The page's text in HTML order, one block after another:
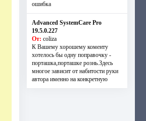
ошибка
Advanced SystemCare Pro
19.5.0.227
От: coliza
К Вашему хорошему коменту
хотелось бы одну поправочку -
порташка,порташке рознь.Здесь
многое зависит от набитости руки
автора именно на конкретную